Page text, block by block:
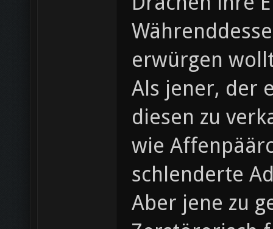
erwürgen
Als jener, der
diesen zu
wie
schlenderte
Aber jene zu